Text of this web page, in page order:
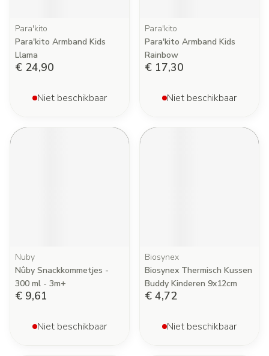
Para'kito
Para'kito Armband Kids
Llama
€ 24,90
Niet beschikbaar
Para'kito
Para'kito Armband Kids
Rainbow
€ 17,30
Niet beschikbaar
Nuby
Nûby Snackkommetjes -
300 ml - 3m+
€ 9,61
Niet beschikbaar
Biosynex
Biosynex Thermisch Kussen
Buddy Kinderen 9x12cm
€ 4,72
Niet beschikbaar